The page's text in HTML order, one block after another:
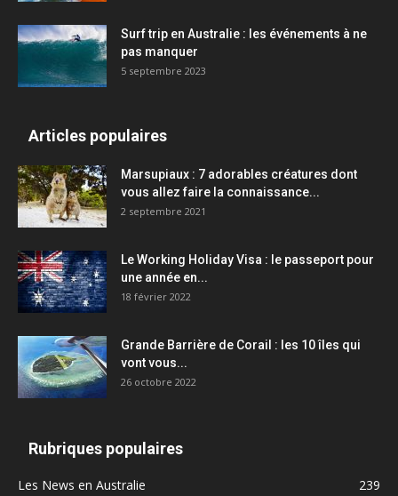
Surf trip en Australie : les événements à ne
pas manquer
5 septembre 2023
Articles populaires
Marsupiaux : 7 adorables créatures dont
vous allez faire la connaissance...
2 septembre 2021
Le Working Holiday Visa : le passeport pour
une année en...
18 février 2022
Grande Barrière de Corail : les 10 îles qui
vont vous...
26 octobre 2022
Rubriques populaires
Les News en Australie
239